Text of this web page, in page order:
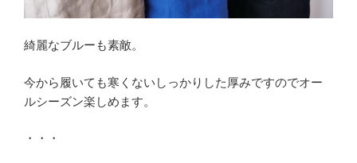
綺麗なブルーも素敵。
今から履いても寒くないしっかりした厚みですのでオー
ルシーズン楽しめます。
・・・